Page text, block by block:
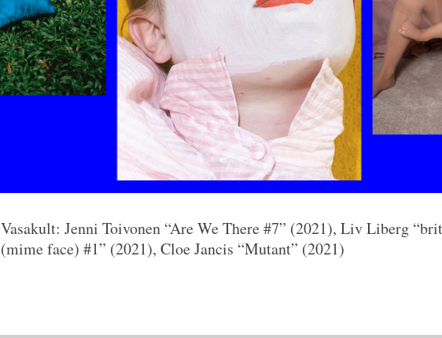
Vasakult: Jenni Toivonen “Are We There #7” (2021), Liv Liberg
(mime face) #1” (2021), Cloe Jancis “Mutant” (2021)